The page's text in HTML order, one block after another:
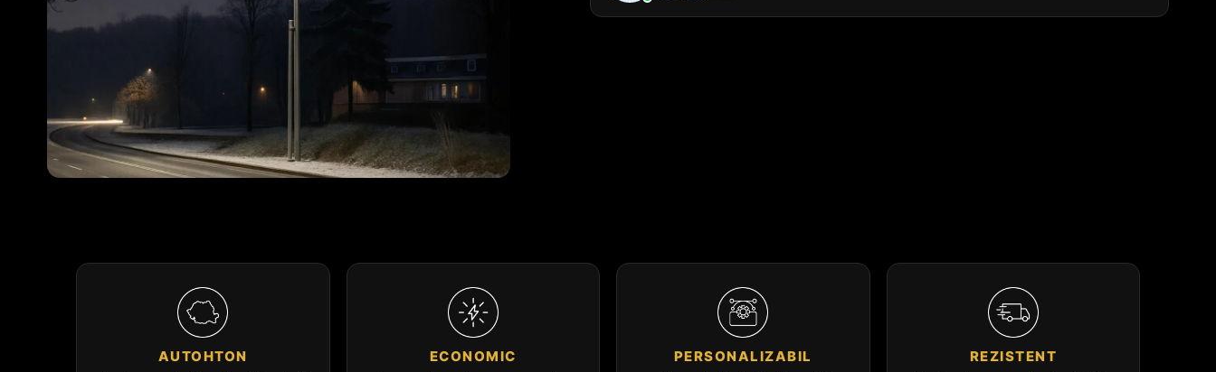
AUTOHTON ECONOMIC PERSONALIZABIL REZISTENT